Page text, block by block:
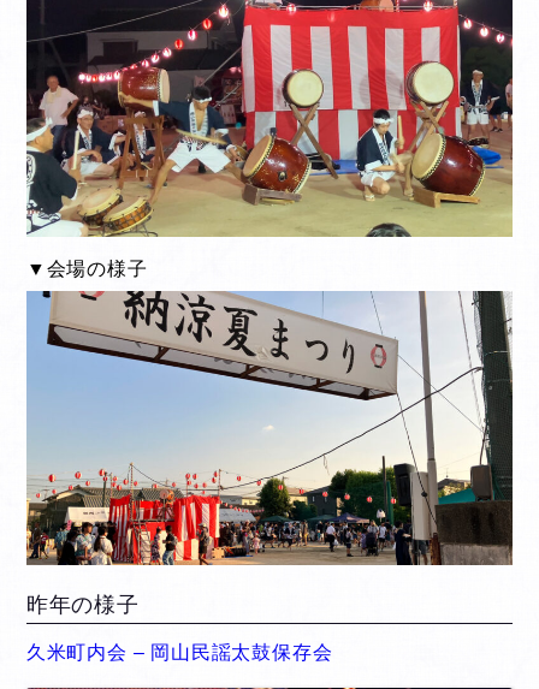
▼会場の様子
昨年の様子
久米町内会 – 岡山民謡太鼓保存会